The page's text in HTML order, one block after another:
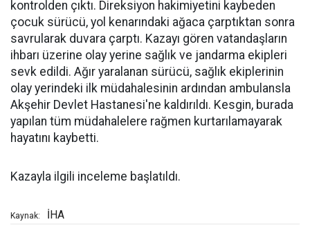
kontrolden çıktı. Direksiyon hakimiyetini kaybeden
çocuk sürücü, yol kenarındaki ağaca çarptıktan sonra
savrularak duvara çarptı. Kazayı gören vatandaşların
ihbarı üzerine olay yerine sağlık ve jandarma ekipleri
sevk edildi. Ağır yaralanan sürücü, sağlık ekiplerinin
olay yerindeki ilk müdahalesinin ardından ambulansla
Akşehir Devlet Hastanesi'ne kaldırıldı. Kesgin, burada
yapılan tüm müdahalelere rağmen kurtarılamayarak
hayatını kaybetti.
Kazayla ilgili inceleme başlatıldı.
Kaynak: İHA